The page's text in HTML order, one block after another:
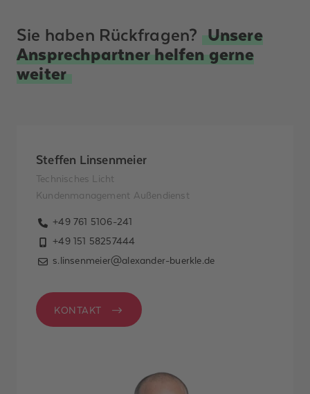
Sie haben Rückfragen? Unsere
Ansprechpartner helfen gerne
weiter
Steffen Linsenmeier
Technisches Licht
Kundenmanagement Außendienst
+49 761 5106-241
+49 151 58257444
s.linsenmeier@alexander-buerkle.de
KONTAKT